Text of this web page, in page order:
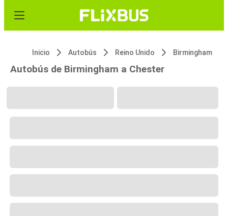
Inicio Autobús Reino Unido Birmingham
Autobús de Birmingham a Chester